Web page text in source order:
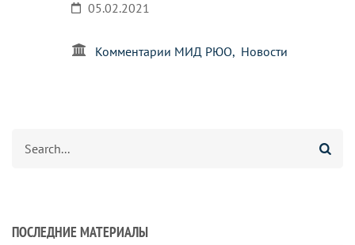
05.02.2021
Комментарии МИД РЮО Новости
ПОСЛЕДНИЕ МАТЕРИАЛЫ